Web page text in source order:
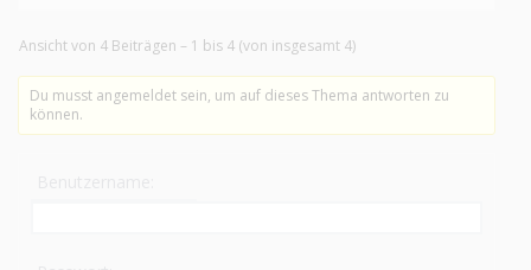
Ansicht von 4 Beiträgen – 1 bis 4 (von insgesamt 4)
Du musst angemeldet sein, um auf dieses Thema antworten zu
können.